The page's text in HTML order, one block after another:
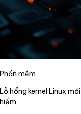
Phần mềm
Lỗ hổng kernel Linux
hiểm